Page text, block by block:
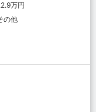
万円
の他